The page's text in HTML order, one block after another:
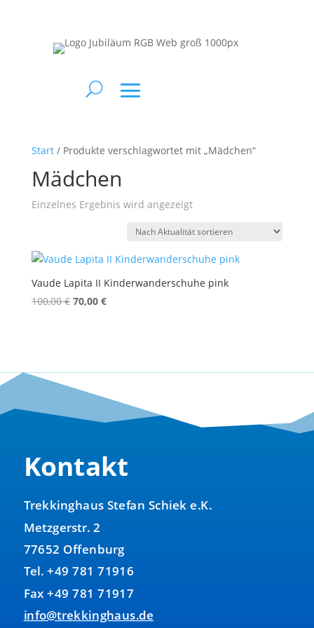
Start/ Produkte verschlagwortet mit „Mädchen“
Mädchen
Einzelnes Ergebnis wird angezeigt
Vaude Lapita II Kinderwanderschuhe pink
100,00€ Ursprünglicher
70,00 €Aktueller
Kontakt
Trekkinghaus Stefan Schiek e.K.
Metzgerstr. 2
77652 Offenburg
Tel. +49 781 71916
Fax +49 781 71917
info@trekkinghaus.de